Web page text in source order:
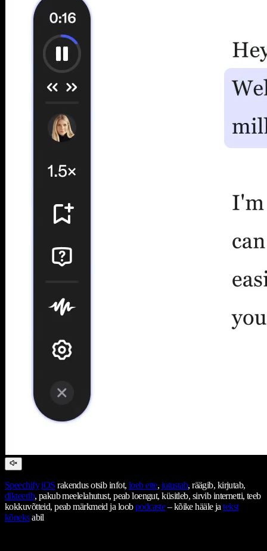
Speechify iOS rakendus otsib infot, loeb ette, jutustab, räägib, kirjutab,
dikteerib, pakub meelelahutust, peab loengut, küsitleb, sirvib internetti, teeb
kokkuvõtteid, peab märkmeid ja loobpodcaste– kõike hääle jatekst
kõneksabil